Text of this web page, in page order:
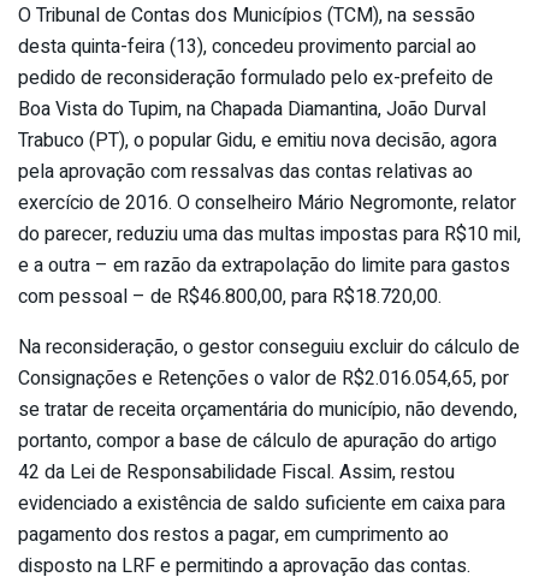
O Tribunal de Contas dos Municípios (TCM), na sessão
desta quinta-feira (13), concedeu provimento parcial ao
pedido de reconsideração formulado pelo ex-prefeito de
Boa Vista do Tupim, na Chapada Diamantina, João Durval
Trabuco (PT), o popular Gidu, e emitiu nova decisão, agora
pela aprovação com ressalvas das contas relativas ao
exercício de 2016. O conselheiro Mário Negromonte, relator
do parecer, reduziu uma das multas impostas para R$10 mil,
e a outra – em razão da extrapolação do limite para gastos
com pessoal – de R$46.800,00, para R$18.720,00.
Na reconsideração, o gestor conseguiu excluir do cálculo de
Consignações e Retenções o valor de R$2.016.054,65, por
se tratar de receita orçamentária do município, não devendo,
portanto, compor a base de cálculo de apuração do artigo
42 da Lei de Responsabilidade Fiscal. Assim, restou
evidenciado a existência de saldo suficiente em caixa para
pagamento dos restos a pagar, em cumprimento ao
disposto na LRF e permitindo a aprovação das contas.